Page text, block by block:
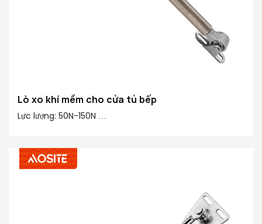
Lò xo khí mềm cho cửa tủ bếp
Lực lượng: 50N-150N
Hành trình: 90mm
Vật liệu chính 20#: Ống hoàn thiện 20#, đồng, nhựa
Chức năng tùy chọn: Lên tiêu chuẩn/giảm nhẹ/dừng tự